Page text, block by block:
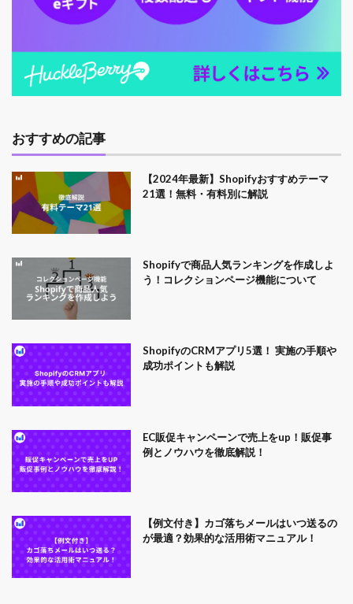
おすすめの記事
【2024年最新】Shopifyおすすめテーマ
21選！無料・有料別に解説
Shopifyで商品人気ランキングを作成しよ
う！コレクションページ機能について
ShopifyのCRMアプリ5選！ 実施の手順や
成功ポイントも解説
EC販促キャンペーンで売上をup！販促事
例とノウハウを徹底解説！
【例文付き】カゴ落ちメールはいつ送るの
が最適？効果的な活用術マニュアル！